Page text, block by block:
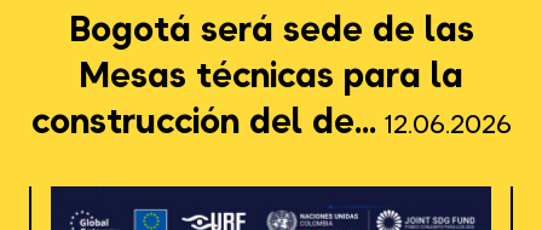
Bogotá será sede de las
Mesas técnicas para la
construcción del de... 12.06.2026